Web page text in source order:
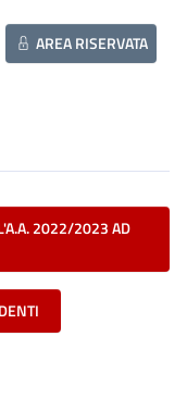
AREA RISERVATA
2022/2023 AD